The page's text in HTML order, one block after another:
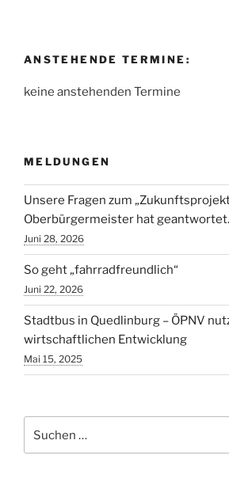
Stadt“
ANSTEHENDE TERMINE:
keine anstehenden Termine
MELDUNGEN
Unsere Fragen zum
Oberbürgermeister hat geantwortet.
Juni 28, 2026
So geht „fahrradfreundlich“
Juni 22, 2026
Stadtbus in Quedlinburg – ÖPNV
wirtschaftlichen Entwicklung
Mai 15, 2025
nach: